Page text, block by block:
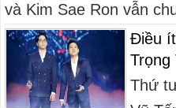
và Kim Sae Ron vẫn
Điều
Trọng
Thứ